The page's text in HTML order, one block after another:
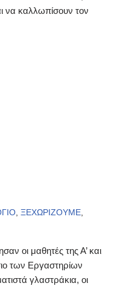
να καλλωπίσουν τον
, ΞΕΧΩΡΙΖΟΥΜΕ,
οι μαθητές της Α’ και
των Εργαστηρίων
γλαστράκια, οι